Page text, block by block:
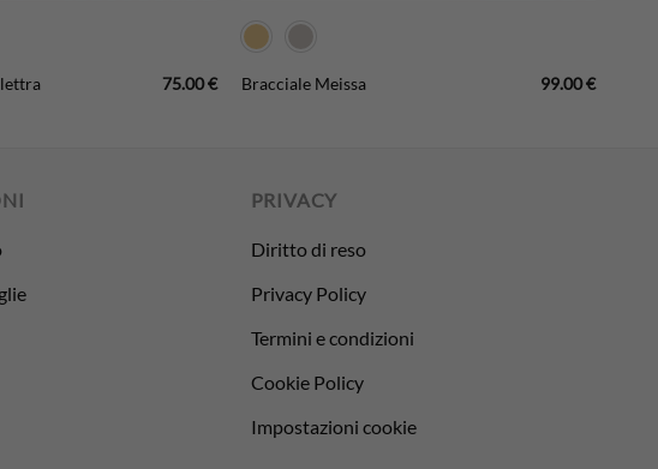
75.00€ Bracciale Meissa 99.00€
PRIVACY
Diritto di reso
Privacy Policy
Termini e condizioni
Cookie Policy
Impostazioni cookie